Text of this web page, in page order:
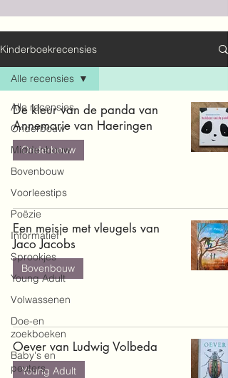
Kinderboekrecensies
Alle recensies
Onderbouw
Middenbouw
Bovenbouw
Voorleestips
Poëzie
Informatief
Sprookjes
Young Adult
Volwassenen
Doe-en
zoekboeken
Baby's en
peuters
Alle recensies
De kleur van de panda van
Annemarie van Haeringen
Onderbouw
Een meisje met vleugels van
Jaco Jacobs
Bovenbouw
Oever van Ludwig Volbeda
Young Adult